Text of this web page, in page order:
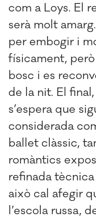
com a Loys. El
serà molt
per embogir i
físicament, però
bosc i es
de la nit. El
s’espera que
considerada
ballet clàssic,
romàntics
refinada
això cal afegir
l’escola russa,